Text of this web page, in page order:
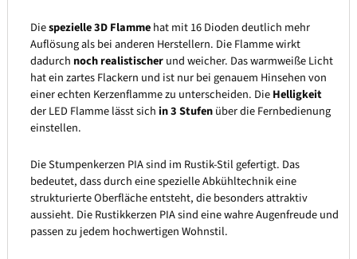
Diespezielle 3D Flammehat mit 16 Dioden deutlich mehr
Auflösung als bei anderen Herstellern. Die Flamme wirkt
dadurch noch realistischerund weicher. Das warmweiße Licht
hat ein zartes Flackern und ist nur bei genauem Hinsehen von
einer echten Kerzenflamme zu unterscheiden. DieHelligkeit
der LED Flamme lässt sichin 3 Stufenüber die Fernbedienung
einstellen.
Die Stumpenkerzen PIA sind im Rustik-Stil gefertigt. Das
bedeutet, dass durch eine spezielle Abkühltechnik eine
strukturierte Oberfläche entsteht, die besonders attraktiv
aussieht. Die Rustikkerzen PIA sind eine wahre Augenfreude und
passen zu jedem hochwertigen Wohnstil.